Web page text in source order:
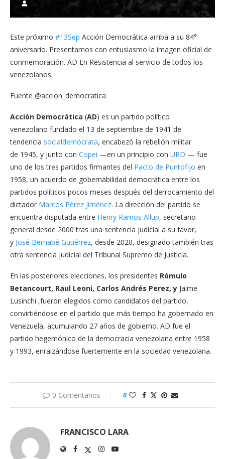
Este próximo #13Sep Acción Democrática arriba a su 84°
aniversario. Presentamos con entusiasmo la imagen oficial de
conmemoración. AD En Resistencia al servicio de todos los
venezolanos.
Fuente @accion_democratica
Acción Democrática (AD) es un partido político
venezolano fundado el 13 de septiembre de 1941 de
tendencia socialdemócrata, encabezó la rebelión militar
de 1945, y junto con Copei —en un principio con URD ​ — fue
uno de los tres partidos firmantes del Pacto de Puntofijo en
1958, un acuerdo de gobernabilidad democrática entre los
partidos políticos pocos meses después del derrocamiento del
dictador Marcos Pérez Jiménez. La dirección del partido se
encuentra disputada entre Henry Ramos Allup, secretario
general desde 2000 tras una sentencia judicial a su favor,
y José Bernabé Gutiérrez, desde 2020, designado también tras
otra sentencia judicial del Tribunal Supremo de Justicia.
En las posteriores elecciones, los presidentes Rómulo
Betancourt, Raul Leoni, Carlos Andrés Perez, y Jaime
Lusinchi ,fueron elegidos como candidatos del partido,
convirtiéndose en el partido que más tiempo ha gobernado en
Venezuela, acumulando 27 años de gobierno. AD fue el
partido hegemónico de la democracia venezolana entre 1958
y 1993, enraizándose fuertemente en la sociedad venezolana.
0 Comentarios 0
FRANCISCO LARA